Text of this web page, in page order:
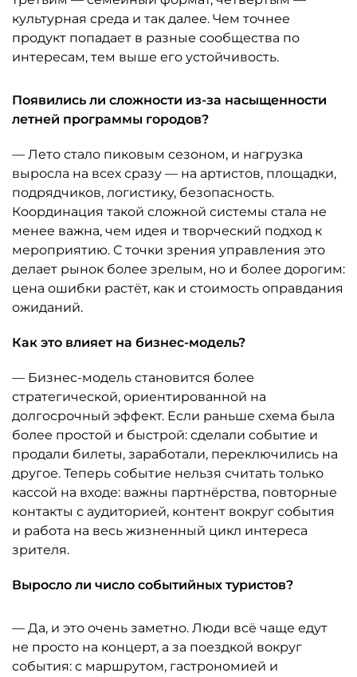
культурная среда и так далее. Чем точнее
продукт попадает в разные сообщества по
интересам, тем выше его устойчивость.
Появились ли сложности из-за насыщенности
летней программы городов?
— Лето стало пиковым сезоном, и нагрузка
выросла на всех сразу — на артистов, площадки,
подрядчиков, логистику, безопасность.
Координация такой сложной системы стала не
менее важна, чем идея и творческий подход к
мероприятию. С точки зрения управления это
делает рынок более зрелым, но и более дорогим:
цена ошибки растёт, как и стоимость оправдания
ожиданий.
Как это влияет на бизнес-модель?
— Бизнес-модель становится более
стратегической, ориентированной на
долгосрочный эффект. Если раньше схема была
более простой и быстрой: сделали событие и
продали билеты, заработали, переключились на
другое. Теперь событие нельзя считать только
кассой на входе: важны партнёрства, повторные
контакты с аудиторией, контент вокруг события
и работа на весь жизненный цикл интереса
зрителя.
Выросло ли число событийных туристов?
— Да, и это очень заметно. Люди всё чаще едут
не просто на концерт, а за поездкой вокруг
события: с маршрутом, гастрономией и